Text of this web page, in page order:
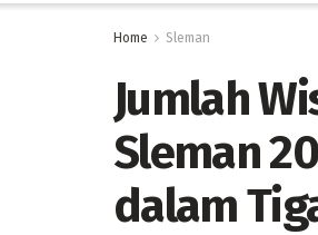
Home Sleman
Jumlah
Sleman
dalam